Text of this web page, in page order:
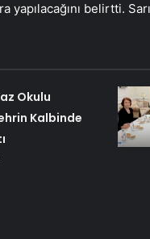
belirtti.
Okulu
Kalbinde